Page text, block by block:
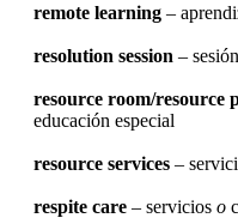
remote learning –
resolution session –
resource room/resource
educación especial
resource services –
respite care – servicios o